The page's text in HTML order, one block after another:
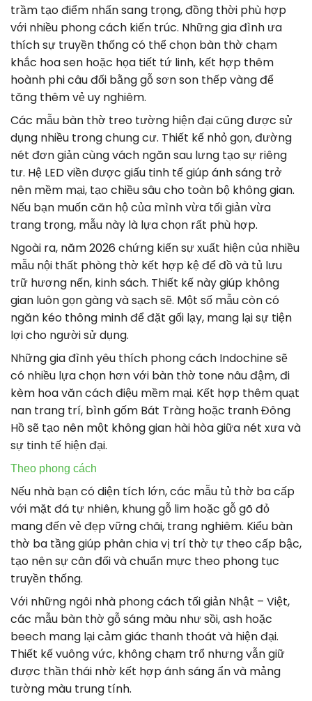
trầm tạo điểm nhấn sang trọng, đồng thời phù hợp
với nhiều phong cách kiến trúc. Những gia đình ưa
thích sự truyền thống có thể chọn bàn thờ chạm
khắc hoa sen hoặc họa tiết tứ linh, kết hợp thêm
hoành phi câu đối bằng gỗ sơn son thếp vàng để
tăng thêm vẻ uy nghiêm.
Các mẫu bàn thờ treo tường hiện đại cũng được sử
dụng nhiều trong chung cư. Thiết kế nhỏ gọn, đường
nét đơn giản cùng vách ngăn sau lưng tạo sự riêng
tư. Hệ LED viền được giấu tinh tế giúp ánh sáng trở
nên mềm mại, tạo chiều sâu cho toàn bộ không gian.
Nếu bạn muốn căn hộ của mình vừa tối giản vừa
trang trọng, mẫu này là lựa chọn rất phù hợp.
Ngoài ra, năm 2026 chứng kiến sự xuất hiện của nhiều
mẫu nội thất phòng thờ kết hợp kệ để đồ và tủ lưu
trữ hương nến, kinh sách. Thiết kế này giúp không
gian luôn gọn gàng và sạch sẽ. Một số mẫu còn có
ngăn kéo thông minh để đặt gối lạy, mang lại sự tiện
lợi cho người sử dụng.
Những gia đình yêu thích phong cách Indochine sẽ
có nhiều lựa chọn hơn với bàn thờ tone nâu đậm, đi
kèm hoa văn cách điệu mềm mại. Kết hợp thêm quạt
nan trang trí, bình gốm Bát Tràng hoặc tranh Đông
Hồ sẽ tạo nên một không gian hài hòa giữa nét xưa và
sự tinh tế hiện đại.
Theo phong cách
Nếu nhà bạn có diện tích lớn, các mẫu tủ thờ ba cấp
với mặt đá tự nhiên, khung gỗ lim hoặc gỗ gõ đỏ
mang đến vẻ đẹp vững chãi, trang nghiêm. Kiểu bàn
thờ ba tầng giúp phân chia vị trí thờ tự theo cấp bậc,
tạo nên sự cân đối và chuẩn mực theo phong tục
truyền thống.
Với những ngôi nhà phong cách tối giản Nhật – Việt,
các mẫu bàn thờ gỗ sáng màu như sồi, ash hoặc
beech mang lại cảm giác thanh thoát và hiện đại.
Thiết kế vuông vức, không chạm trổ nhưng vẫn giữ
được thần thái nhờ kết hợp ánh sáng ẩn và mảng
tường màu trung tính.